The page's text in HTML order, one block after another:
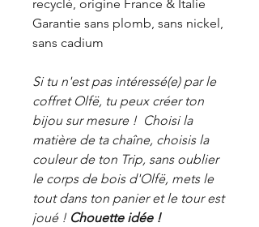
recyclé, origine France & Italie
Garantie sans plomb, sans nickel,
sans cadium
Si tu n'est pas intéressé(e) par le
coffret Olfë, tu peux créer ton
bijou sur mesure ! Choisi la
matière de ta chaîne, choisis la
couleur de ton Trip, sans oublier
le corps de bois d'Olfë, mets le
tout dans ton panier et le tour est
joué ! Chouette idée !